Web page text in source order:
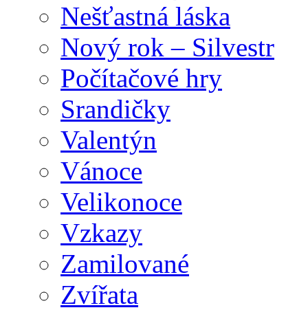
Nešťastná láska
Nový rok – Silvestr
Počítačové hry
Srandičky
Valentýn
Vánoce
Velikonoce
Vzkazy
Zamilované
Zvířata